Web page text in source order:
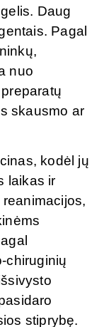
Daug
Pagal
nuo
skausmo ar
kodėl jų
laikas ir
chiruginių
stiprybę.